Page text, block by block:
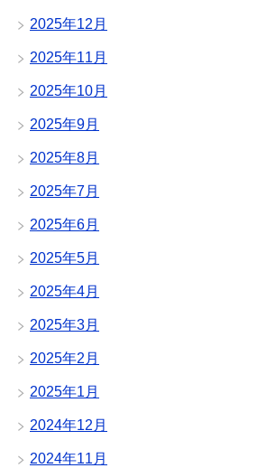
2025年12月
2025年11月
2025年10月
2025年9月
2025年8月
2025年7月
2025年6月
2025年5月
2025年4月
2025年3月
2025年2月
2025年1月
2024年12月
2024年11月